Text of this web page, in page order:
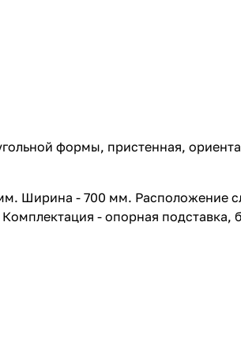
формы, пристенная,
Ширина - 700 мм. Расположение
- опорная